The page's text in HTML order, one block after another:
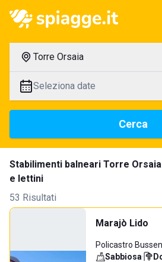
Torre Orsaia
Seleziona date
Cerca
Stabilimenti balneari Torre
e lettini
53 Risultati
Marajò Lido
Policastro
Sabbiosa·